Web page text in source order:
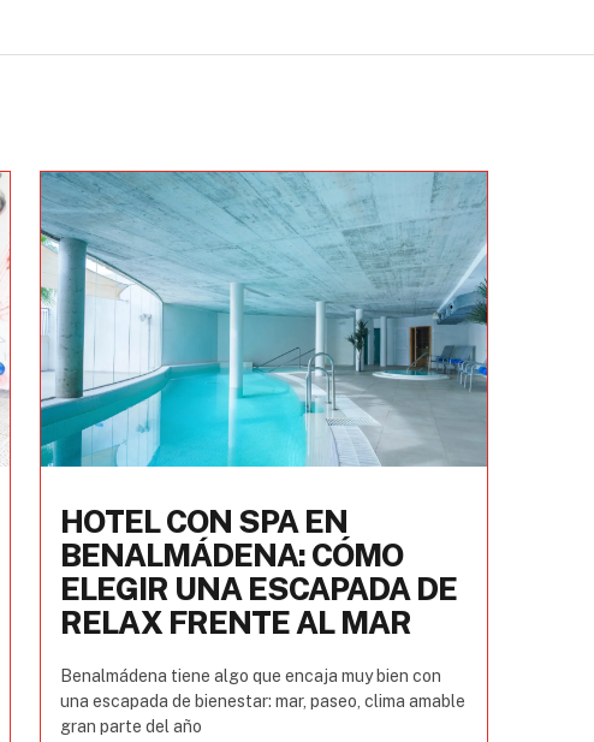
HOTEL CON SPA EN
BENALMÁDENA: CÓMO
ELEGIR UNA ESCAPADA DE
RELAX FRENTE AL MAR
Benalmádena tiene algo que encaja muy bien con
una escapada de bienestar: mar, paseo, clima amable
gran parte del año